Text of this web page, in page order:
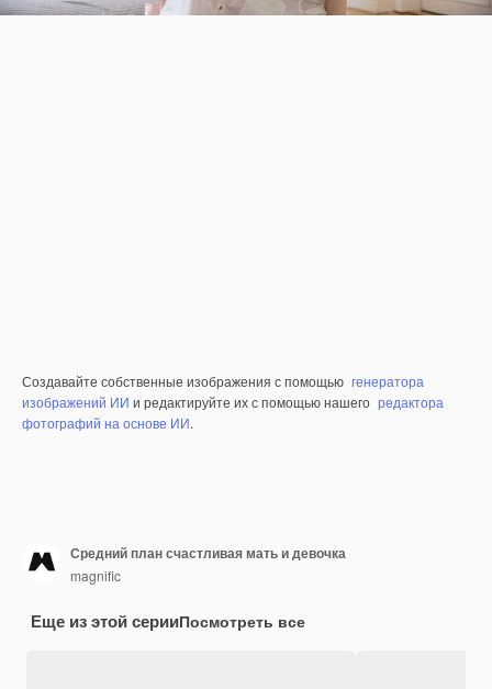
Создавайте собственные изображения с помощью генератора
изображений ИИ и редактируйте их с помощью нашего редактора
фотографий на основе ИИ.
Средний план счастливая мать и девочка
magnific
Еще из этой серииПосмотреть все